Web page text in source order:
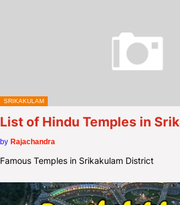
SRIKAKULAM
List of Hindu Temples in
by Rajachandra
Famous Temples in Srikakulam District